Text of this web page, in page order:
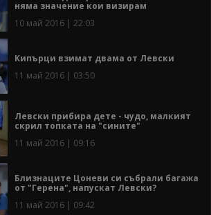
няма значение кои визирам
10 май 2016 | 22:03
Кипърци взимат двама от Левски
11 май 2016 | 03:50
Левски прибира дете - чудо, малкият
скрил топката на "сините"
11 май 2016 | 09:16
Близнаците Цоневи си събрали багажа
от "Герена", напускат Левски?
11 май 2016 | 09:42